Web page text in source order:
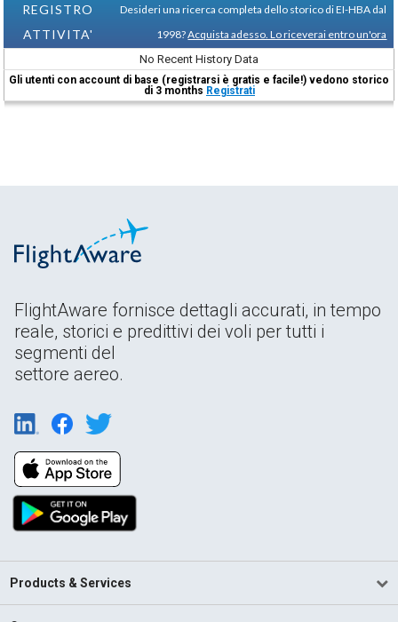
REGISTRO
ATTIVITA'
Desideri una ricerca completa dello storico di EI-HBA dal
1998?Acquista adesso. Lo riceverai entro un'ora
No Recent History Data
Gli utenti con account di base (registrarsi è gratis e facile!) vedono storico
di 3 months Registrati
FlightAware fornisce dettagli accurati, in tempo
reale, storici e predittivi dei voli per tutti i
segmenti del
settore aereo.
Products & Services